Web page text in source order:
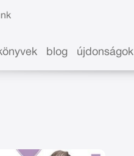
blog újdonságok